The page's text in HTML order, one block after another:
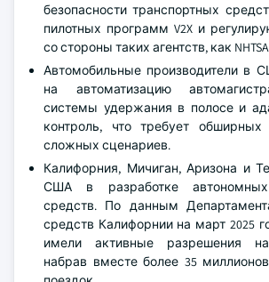
безопасности транспортных
пилотных программ V2X и
со стороны таких агентств, как
Автомобильные производители в
на автоматизацию
системы удержания в полосе и
контроль, что требует
сложных сценариев.
Калифорния, Мичиган, Аризона и
США в разработке автономных
средств. По данным
средств Калифорнии на март 2025
имели активные разрешения на
набрав вместе более 35